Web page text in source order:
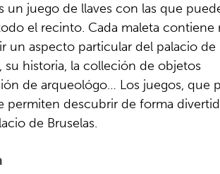
un juego de llaves con las que
el recinto. Cada maleta contiene
un aspecto particular del palacio de
historia, la colleción de objetos
de arqueológo… Los juegos, que
permiten descubrir de forma
de Bruselas.